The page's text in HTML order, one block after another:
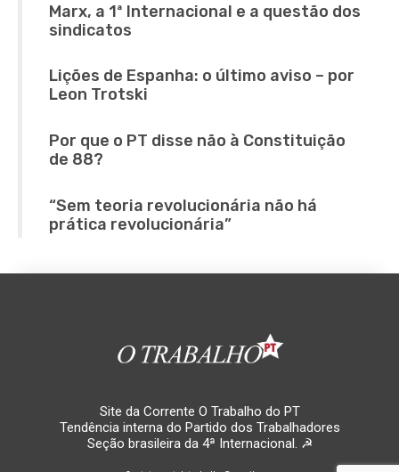
Marx, a 1ª Internacional e a questão dos
sindicatos
Lições de Espanha: o último aviso – por
Leon Trotski
Por que o PT disse não à Constituição
de 88?
“Sem teoria revolucionária não há
prática revolucionária”
Site da Corrente O Trabalho do PT
Tendência interna do Partido dos Trabalhadores
Seção brasileira da 4ª Internacional. ☭